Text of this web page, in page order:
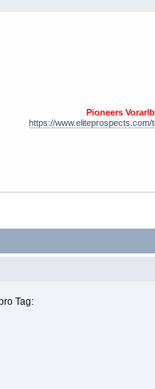
Pioneers
https://
Tag: